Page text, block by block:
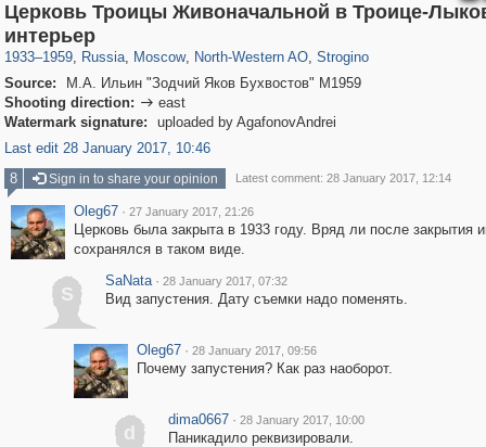
Церковь Троицы Живоначальной в Троице-
интерьер
1933–1959, Russia, Moscow
319,864
, North-Western AO, Strogino
Source:
М.А. Ильин "Зодчий Яков Бухвостов" М1959
Shooting direction:  east
Watermark signature:
uploaded by AgafonovAndrei
Last edit 28 January 2017, 10:46
8
Sign in to share your opinion Latest comment: 28 January 2017, 12:14
Oleg67 · 27 January 2017, 21:26
Церковь была закрыта в 1933 году. Вряд ли после закрытия
сохранялся в таком виде.
S
SaNata · 28 January 2017, 07:32
Вид запустения. Дату съемки надо поменять.
Oleg67 · 28 January 2017, 09:56
Почему запустения? Как раз наоборот.
d
dima0667 · 28 January 2017, 10:00
Паникадило реквизировали.